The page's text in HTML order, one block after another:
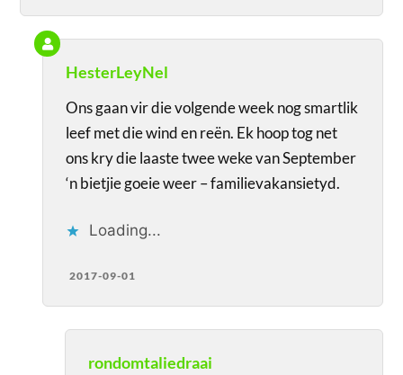
HesterLeyNel
Ons gaan vir die volgende week nog smartlik
leef met die wind en reën. Ek hoop tog net
ons kry die laaste twee weke van September
‘n bietjie goeie weer – familievakansietyd.
Loading...
2017-09-01
rondomtaliedraai